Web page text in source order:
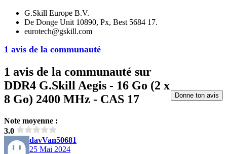
1 avis de la communauté
G.Skill Europe B.V.
De Donge Unit 10890, Px, Best 5684 17.
eurotech@gskill.com
1 avis de la communauté sur
DDR4 G.Skill Aegis - 16 Go (2 x
8 Go) 2400 MHz - CAS 17
Note moyenne :
3.0
Donne ton avis
davVan50681
25 Mai 2024